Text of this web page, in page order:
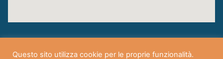
Questo sito utilizza cookie per le proprie funzionalità.